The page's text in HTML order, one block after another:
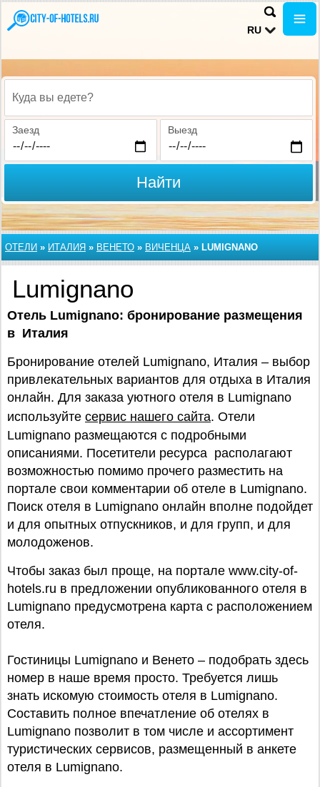
RU
Куда вы едете?
Заезд Выезд
Найти
ОТЕЛИ » ИТАЛИЯ » ВЕНЕТО » ВИЧЕНЦА » LUMIGNANO
Lumignano
Отель Lumignano: бронирование размещения
в Италия
Бронирование отелей Lumignano, Италия – выбор
привлекательных вариантов для отдыха в Италия
онлайн. Для заказа уютного отеля в Lumignano
используйте сервис нашего сайта. Отели
Lumignano размещаются с подробными
описаниями. Посетители ресурса располагают
возможностью помимо прочего разместить на
портале свои комментарии об отеле в Lumignano.
Поиск отеля в Lumignano онлайн вполне подойдет
и для опытных отпускников, и для групп, и для
молодоженов.
Чтобы заказ был проще, на портале www.city-of-
hotels.ru в предложении опубликованного отеля в
Lumignano предусмотрена карта с расположением
отеля.
Гостиницы Lumignano и Венето – подобрать здесь
номер в наше время просто. Требуется лишь
знать искомую стоимость отеля в Lumignano.
Составить полное впечатление об отелях в
Lumignano позволит в том числе и ассортимент
туристических сервисов, размещенный в анкете
отеля в Lumignano.